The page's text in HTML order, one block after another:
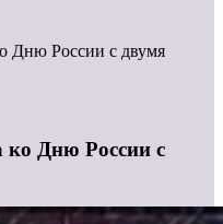
Дню России с двумя
ко Дню России с